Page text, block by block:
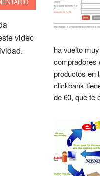
video
ha vuelto
compradores
productos en
clickbank
de 60, que te